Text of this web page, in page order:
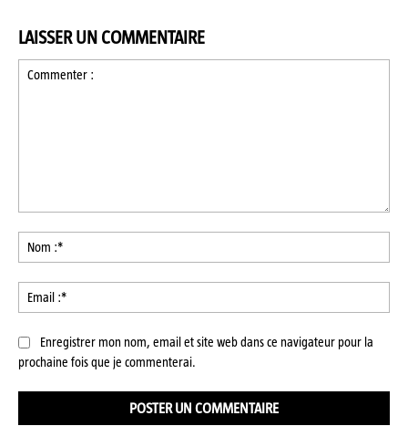
LAISSER UN COMMENTAIRE
:*
:*
Enregistrer mon nom, email et site web dans ce navigateur pour la
prochaine fois que je commenterai.